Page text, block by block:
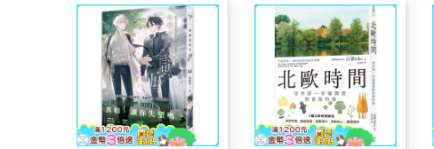
起~2026/1/5參展商品好康79折~~